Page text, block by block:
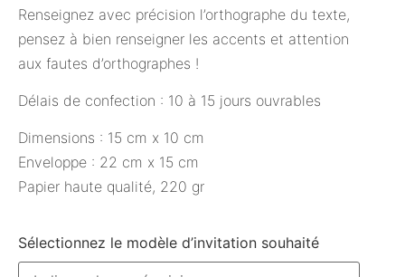
Renseignez avec précision l’orthographe du texte,
pensez à bien renseigner les accents et attention
aux fautes d’orthographes !
Délais de confection : 10 à 15 jours ouvrables
Dimensions : 15 cm x 10 cm
Enveloppe : 22 cm x 15 cm
Papier haute qualité, 220 gr
Sélectionnez le modèle d’invitation souhaité